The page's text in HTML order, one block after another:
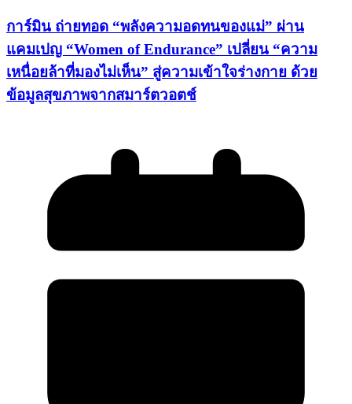
การ์มิน ถ่ายทอด “พลังความอดทนของแม่” ผ่าน
แคมเปญ “Women of Endurance” เปลี่ยน “ความ
เหนื่อยล้าที่มองไม่เห็น” สู่ความเข้าใจร่างกาย ด้วย
ข้อมูลสุขภาพจากสมาร์ตวอตช์